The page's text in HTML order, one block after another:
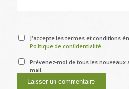
J'accepte les termes et conditions
Politique de confidentialité
Prévenez-moi de tous les nouveaux
mail.